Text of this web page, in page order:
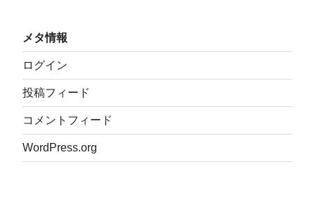
メタ情報
ログイン
投稿フィード
コメントフィード
WordPress.org